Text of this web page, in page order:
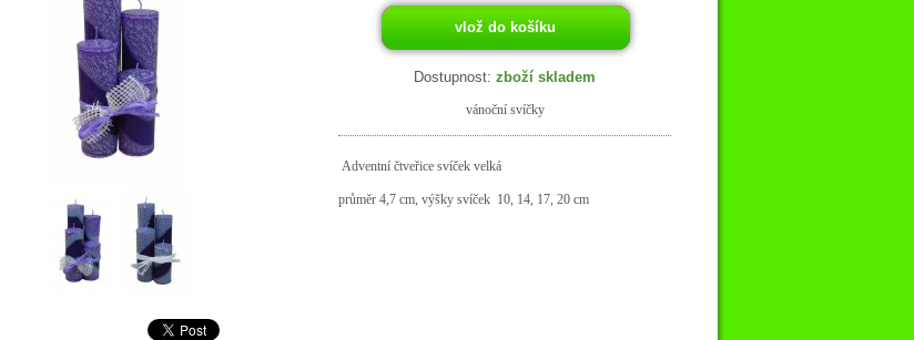
Dostupnost: zboží skladem
vánoční svíčky
Adventní čtveřice svíček velká
průměr 4,7 cm, výšky svíček 10, 14, 17, 20 cm